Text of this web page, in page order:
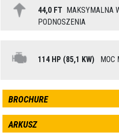
44,0 FT MAKSYMALNA
PODNOSZENIA
114 HP (85,1 KW) MOC
BROCHURE
ARKUSZ